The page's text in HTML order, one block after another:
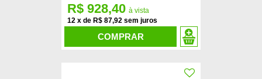
12 x de R$ 87,92
R$ 928,40
COMPRAR